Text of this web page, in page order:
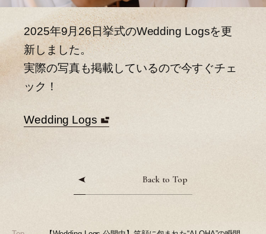
2025年9月26日挙式のWedding Logsを更
新しました。
実際の写真も掲載しているので今すぐチェ
ック！
Wedding Logs
Back to Top